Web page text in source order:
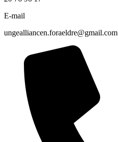
E-mail
ungealliancen.foraeldre@gmail.com